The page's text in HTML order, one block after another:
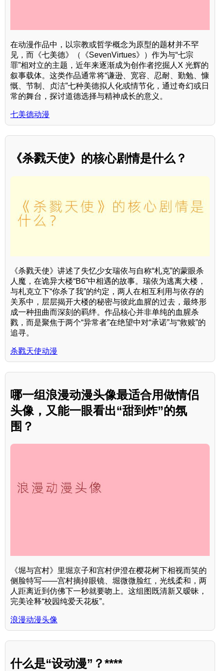
在动漫作品中，以宗教或哲学概念为原型的题材并不罕
见，而《七美德》（《SevenVirtues》）作为与“七宗
罪”相对立的主题，近年来逐渐成为创作者挖掘人X 光辉的
叙事载体。这类作品通常将“谦逊、宽容、忍耐、勤勉、慷
慨、节制、贞洁”七种美德拟人化或情节化，通过奇幻或日
常的舞台，探讨道德选择与精神成长的意义。
七美德动漫
《杀戮天使》的核心剧情是什么？
《杀戮天使》讲述了失忆少女瑞依与自称“札克”的蒙眼杀
人魔，在诡异大楼“B6”中相遇的故事。瑞依为逃离大楼，
与札克立下“你杀了我”的约定，两人在相互利用与依存的
关系中，层层揭开大楼的秘密与彼此血腥的过去，最终形
成一种扭曲而深刻的羁绊。作品核心并非单纯的血腥杀
戮，而是聚焦于两个“异常者”在绝望中对“承诺”与“救赎”的
追寻。
杀戮天使动漫
哪一组浪漫动漫头像最适合用做情侣
头像，又能一眼看出“甜到炸”的氛
围？
《堀与宫村》里堀京子和宫村伊澄在樱花树下相视而笑的
侧脸特写——宫村摘掉眼镜、堀微微脸红，光线柔和，两
人距离近到仿佛下一秒就要吻上。这组图既清新又暧昧，
完美诠释“校园纯爱天花板”。
浪漫动漫头像
什么是“设动漫”？****